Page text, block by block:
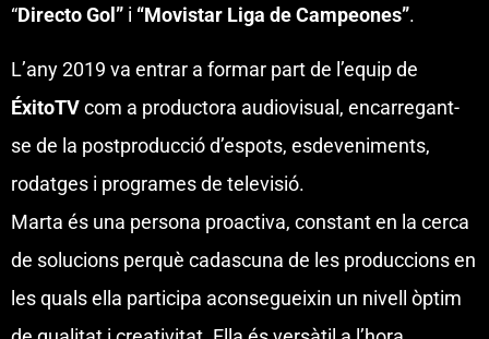
“Directo Gol” i “Movistar Liga de Campeones”.
L’any 2019 va entrar a formar part de l’equip de
ÉxitoTVcom a productora audiovisual, encarregant-
se de la postproducció d’espots, esdeveniments,
rodatges i programes de televisió.
Marta és una persona proactiva, constant en la cerca
de solucions perquè cadascuna de les produccions en
les quals ella participa aconsegueixin un nivell òptim